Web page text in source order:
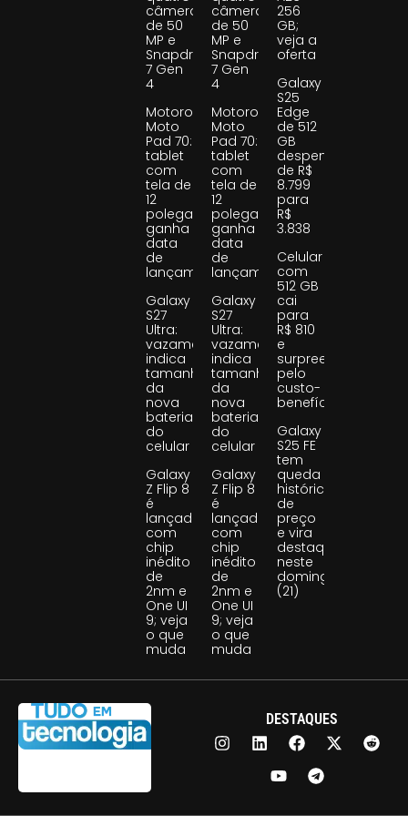
câmeras
de 50
MP e
Snapdragon
7 Gen
4
Motorola
Moto
Pad 70:
tablet
com
tela de
12
polegadas
ganha
data
de
lançamento
Galaxy
S27
Ultra:
vazamento
indica
tamanho
da
nova
bateria
do
celular
Galaxy
Z Flip 8
é
lançado
com
chip
inédito
de
2nm e
One UI
9; veja
o que
muda
câmeras
de 50
MP e
Snapdragon
7 Gen
4
Motorola
Moto
Pad 70:
tablet
com
tela de
12
polegadas
ganha
data
de
lançamento
Galaxy
S27
Ultra:
vazamento
indica
tamanho
da
nova
bateria
do
celular
Galaxy
Z Flip 8
é
lançado
com
chip
inédito
de
2nm e
One UI
9; veja
o que
muda
256
GB;
veja a
oferta
Galaxy
S25
Edge
de 512
GB
despenca
de R$
8.799
para
R$
3.838
Celular
com
512 GB
cai
para
R$ 810
e
surpreende
pelo
custo-
benefício
Galaxy
S25 FE
tem
queda
histórica
de
preço
e vira
destaque
neste
domingo
(21)
DESTAQUES